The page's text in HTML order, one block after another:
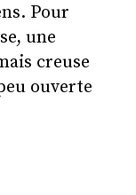
Pour
une
creuse
ouverte